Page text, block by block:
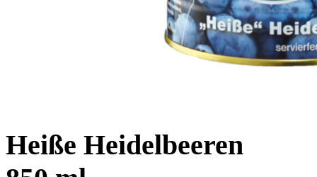
Heiße Heidelbeeren